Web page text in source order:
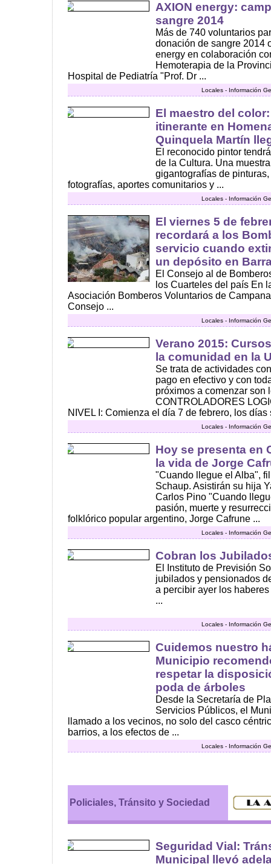
AXION energy:
sangre 2014
Más de 740 voluntarios
donación de sangre 2014
energy en colaboración
Hemoterapia de la
Hospital de Pediatría "Prof. Dr ...
Locales - Información
El maestro del
itinerante en
Quinquela Martín
El reconocido pintor
de la Cultura. Una
gigantografías de
fotografías, aportes comunitarios y ...
Locales - Información
El viernes 5 de
recordará a los
servicio cuando
un depósito en
El Consejo al de
los Cuarteles del país En
Asociación Bomberos Voluntarios de
Consejo ...
Locales - Información
Verano 2015:
la comunidad en la
Se trata de actividades
pago en efectivo y con
próximos a comenzar son
CONTROLADORES
NIVEL I: Comienza el día 7 de febrero, los
Locales - Información
Hoy se presenta en
la vida de Jorge
"Cuando llegue el Alba",
Schaup. Asistirán su hija
Carlos Pino "Cuando
pasión, muerte y
folklórico popular argentino, Jorge Cafrune ...
Locales - Información
Cobran los
El Instituto de Previsión
jubilados y pensionados
a percibir ayer los
...
Locales - Información
Cuidemos nuestro
Municipio
respetar la
poda de árboles
Desde la Secretaría de
Servicios Públicos, el
llamado a los vecinos, no solo del casco
barrios, a los efectos de ...
Locales - Información
Policiales, Tránsito y Sociedad
Seguridad Vial:
Municipal llevó